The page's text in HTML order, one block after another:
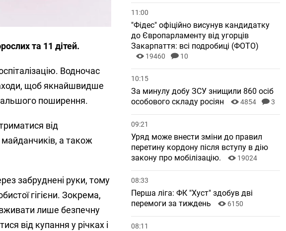
та 11 дітей.
Водночас
щоб якнайшвидше
поширення.
від
майданчиків, а також
забруднені руки, тому
гігієни. Зокрема,
лише безпечну
від купання у річках і
11:00
"Фідес" офіційно висунув кандидатку
до Європарламенту від угорців
Закарпаття: всі подробиці (ФОТО)
19460 10
10:15
За минулу добу ЗСУ знищили 860 осіб
особового складу росіян
4854 3
09:21
Уряд може внести зміни до правил
перетину кордону після вступу в дію
закону про мобілізацію.
19024
08:33
Перша ліга: ФК "Хуст" здобув дві
перемоги за тиждень
6150
08:11